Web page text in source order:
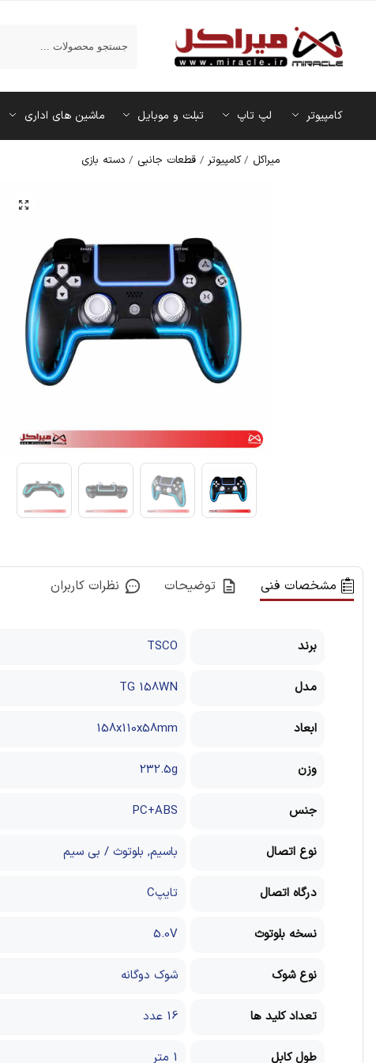
کامپیوتر لپ تاپ تبلت و موبایل ماشین‌ های اداری
میراکل /کامپیوتر /قطعات جانبی /دسته بازی
مشخصات فنی توضیحات نظرات کاربران
برند TSCO
مدل TG 158WN
ابعاد 158x110x58mm
وزن 232.5g
جنس PC+ABS
نوع اتصال باسیم, بلوتوث / بی سیم
درگاه اتصال تایپC
نسخه بلوتوث 5.0V
نوع شوک شوک دوگانه
تعداد کلید ها 16 عدد
طول کابل 1 متر